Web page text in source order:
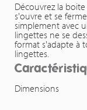
Découvrez la
s'ouvre et se
simplement avec
lingettes ne se
format s'adapte à
lingettes.
Dimensions